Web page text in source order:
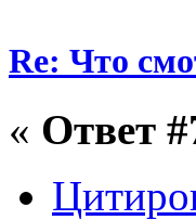
Re: Что
« Ответ